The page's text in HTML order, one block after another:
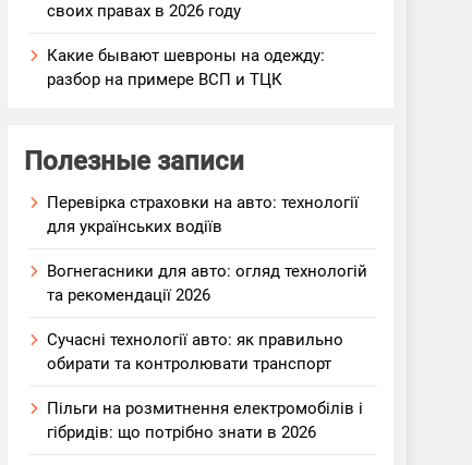
своих правах в 2026 году
Какие бывают шевроны на одежду:
разбор на примере ВСП и ТЦК
Полезные записи
Перевірка страховки на авто: технології
для українських водіїв
Вогнегасники для авто: огляд технологій
та рекомендації 2026
Сучасні технології авто: як правильно
обирати та контролювати транспорт
Пільги на розмитнення електромобілів і
гібридів: що потрібно знати в 2026